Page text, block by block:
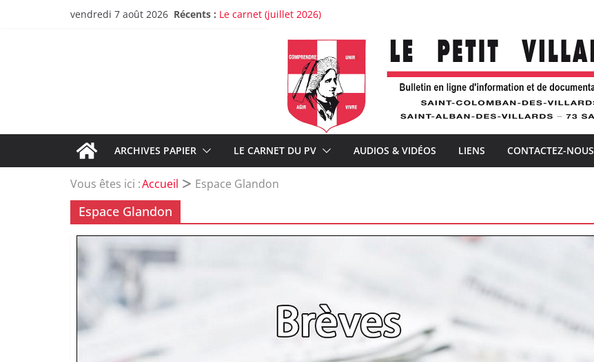
vendredi 7 août 2026 Récents : Le carnet (juillet 2026)
Christine Frasson-Botton : « Je voudrais la voir belle ! »
Greg, un pompier d’expérience
À propos de la rupture avec À la Croisée des chemins
Sur les dysfonctionnements de la téléphonie mobile et la distribution postale
ARCHIVES PAPIER LE CARNET DU PV AUDIOS & VIDÉOS LIENS CONTACTEZ-NOUS
Vous êtes ici :Accueil Espace Glandon
Espace Glandon